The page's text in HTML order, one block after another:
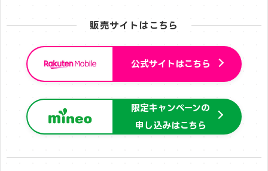
販売サイトはこちら
公式サイトはこちら
限定キャンペーンの
申し込みはこちら